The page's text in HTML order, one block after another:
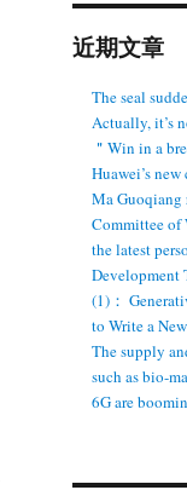
近期文章
The seal
Actually, it’s
＂Win in a
Huawei’s
Ma Guoqiang
Committee of
the latest
Development
(1)：
to Write a
The supply
such as bio-
6G are